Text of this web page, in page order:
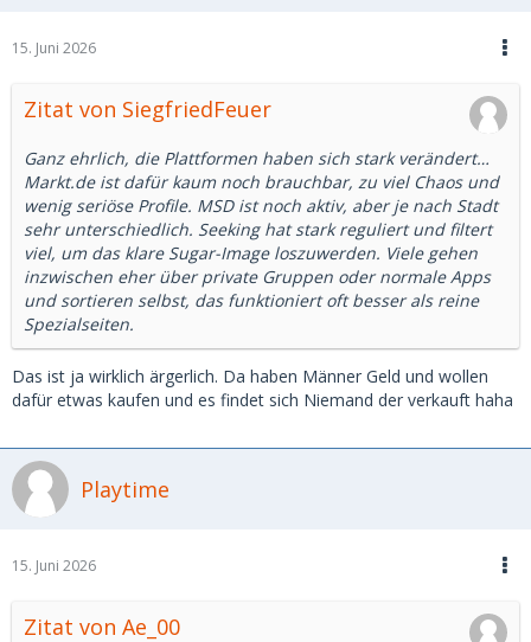
15. Juni 2026
Zitat von SiegfriedFeuer
Ganz ehrlich, die Plattformen haben sich stark verändert…
Markt.de ist dafür kaum noch brauchbar, zu viel Chaos und
wenig seriöse Profile. MSD ist noch aktiv, aber je nach Stadt
sehr unterschiedlich. Seeking hat stark reguliert und filtert
viel, um das klare Sugar-Image loszuwerden. Viele gehen
inzwischen eher über private Gruppen oder normale Apps
und sortieren selbst, das funktioniert oft besser als reine
Spezialseiten.
Das ist ja wirklich ärgerlich. Da haben Männer Geld und wollen
dafür etwas kaufen und es findet sich Niemand der verkauft haha
Playtime
15. Juni 2026
Zitat von Ae_00